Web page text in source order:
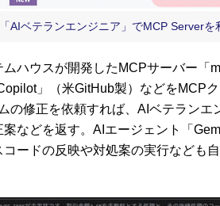
AIベテランエンジニア」でMCP Serverを
ハウスが開発したMCPサーバー「
」（米GitHub製）などをMCPク
の修正を依頼すれば、AIベテランエ
などを返す。AIエージェント「
ードの反映や対処案の実行なども